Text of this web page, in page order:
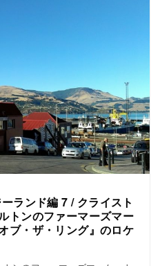
ランド編 7 / クライスト
トンのファーマーズマー
ブ・ザ・リング』のロケ